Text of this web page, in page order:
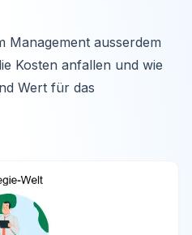
Management ausserdem
Kosten anfallen und wie
Wert für das